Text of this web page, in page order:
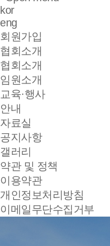
kor
eng
회원가입
협회소개
협회소개
임원소개
교육·행사
안내
자료실
공지사항
갤러리
약관 및 정책
이용약관
개인정보처리방침
이메일무단수집거부